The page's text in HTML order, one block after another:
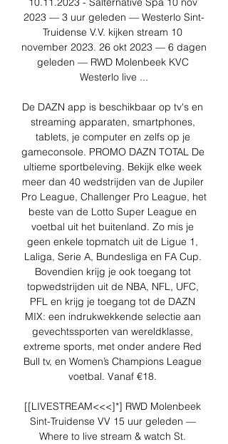
2023 — 3 uur geleden — Westerlo Sint-
Truidense V.V. kijken stream 10
november 2023. 26 okt 2023 — 6 dagen
geleden — RWD Molenbeek KVC
Westerlo live ...
De DAZN app is beschikbaar op tv's en
streaming apparaten, smartphones,
tablets, je computer en zelfs op je
gameconsole. PROMO DAZN TOTAL De
ultieme sportbeleving. Bekijk elke week
meer dan 40 wedstrijden van de Jupiler
Pro League, Challenger Pro League, het
beste van de Lotto Super League en
voetbal uit het buitenland. Zo mis je
geen enkele topmatch uit de Ligue 1,
Laliga, Serie A, Bundesliga en FA Cup.
Bovendien krijg je ook toegang tot
topwedstrijden uit de NBA, NFL, UFC,
PFL en krijg je toegang tot de DAZN
MIX: een indrukwekkende selectie aan
gevechtssporten van wereldklasse,
extreme sports, met onder andere Red
Bull tv, en Women’s Champions League
voetbal. Vanaf €18.
[[LIVESTREAM<<<]*] RWD Molenbeek
Sint-Truidense VV 15 uur geleden —
Where to live stream & watch St.